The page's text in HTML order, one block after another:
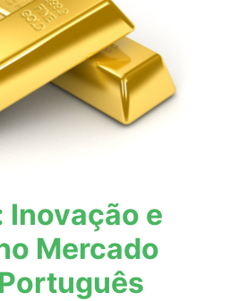
e
Mercado